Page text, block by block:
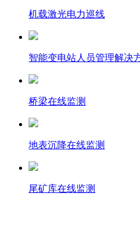
机载激光电力巡线
智能变电站人员管理解决
桥梁在线监测
地表沉降在线监测
尾矿库在线监测